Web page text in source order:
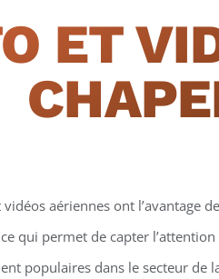
ET
vidéos aériennes ont l’avantage
qui permet de capter
populaires dans le secteur de